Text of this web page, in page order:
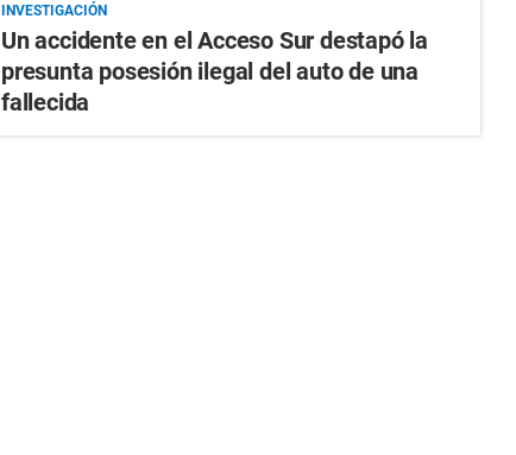
INVESTIGACIÓN
Un accidente en el Acceso Sur destapó la
presunta posesión ilegal del auto de una
fallecida